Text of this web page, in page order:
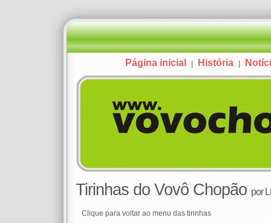
Página inicial História
Tirinhas do Vovô Chopão por
Clique para voltar ao menu das tirinhas